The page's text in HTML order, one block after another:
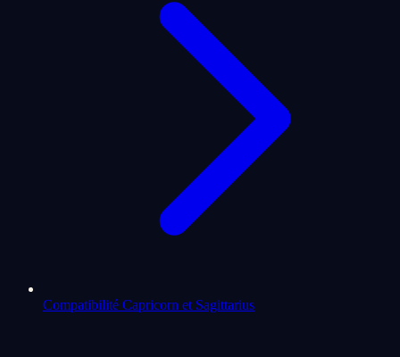
Compatibilité Capricorn et Sagittarius